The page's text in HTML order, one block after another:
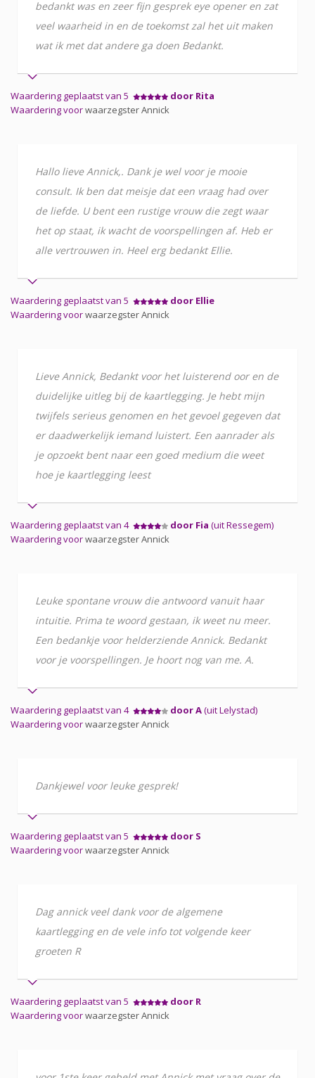
bedankt was en zeer fijn gesprek eye opener en zat
veel waarheid in en de toekomst zal het uit maken
wat ik met dat andere ga doen Bedankt.
Waardering geplaatst van 5
door Rita
Waardering voorwaarzegster Annick
Hallo lieve Annick,. Dank je wel voor je mooie
consult. Ik ben dat meisje dat een vraag had over
de liefde. U bent een rustige vrouw die zegt waar
het op staat, ik wacht de voorspellingen af. Heb er
alle vertrouwen in. Heel erg bedankt Ellie.
Waardering geplaatst van 5
door Ellie
Waardering voorwaarzegster Annick
Lieve Annick, Bedankt voor het luisterend oor en de
duidelijke uitleg bij de kaartlegging. Je hebt mijn
twijfels serieus genomen en het gevoel gegeven dat
er daadwerkelijk iemand luistert. Een aanrader als
je opzoekt bent naar een goed medium die weet
hoe je kaartlegging leest
Waardering geplaatst van 4 door Fia (uit Ressegem)
Waardering voorwaarzegster Annick
Leuke spontane vrouw die antwoord vanuit haar
intuitie. Prima te woord gestaan, ik weet nu meer.
Een bedankje voor helderziende Annick. Bedankt
voor je voorspellingen. Je hoort nog van me. A.
Waardering geplaatst van 4 door A(uit Lelystad)
Waardering voorwaarzegster Annick
Dankjewel voor leuke gesprek!
Waardering geplaatst van 5
door S
Waardering voorwaarzegster Annick
Dag annick veel dank voor de algemene
kaartlegging en de vele info tot volgende keer
groeten R
Waardering geplaatst van 5
door R
Waardering voorwaarzegster Annick